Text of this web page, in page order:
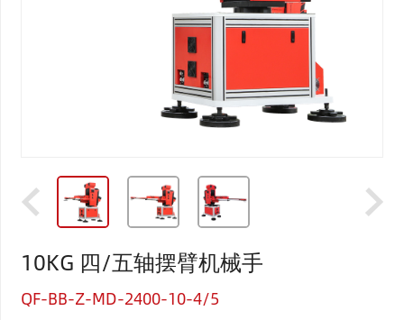
10KG 四/五轴摆臂机械手
QF-BB-Z-MD-2400-10-4/5